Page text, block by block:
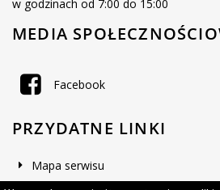
w godzinach od 7:00 do 15:00
MEDIA
Facebook
PRZYDATNE LINKI
Mapa serwisu